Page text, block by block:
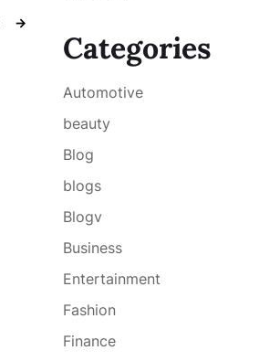
→
Categories
Automotive
beauty
Blog
blogs
Blogv
Business
Entertainment
Fashion
Finance